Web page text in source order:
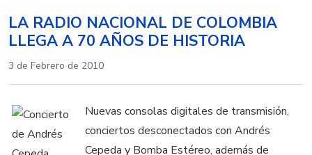
LA RADIO NACIONAL DE COLOMBIA
LLEGA A 70 AÑOS DE HISTORIA
3 de Febrero de 2010
Nuevas consolas digitales de transmisión,
conciertos desconectados con Andrés
Cepeda y Bomba Estéreo, además de